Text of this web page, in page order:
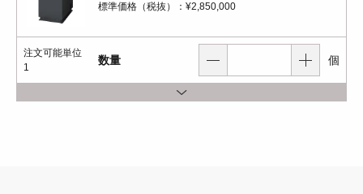
標準価格（税抜）： ¥2,850,000
注文可能単位
1
数量 個